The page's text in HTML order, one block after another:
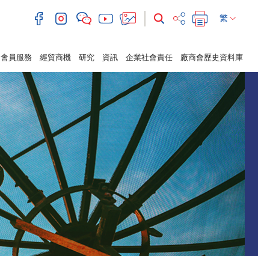
繁
會員服務 經貿商機 研究 資訊 企業社會責任 廠商會歷史資料庫